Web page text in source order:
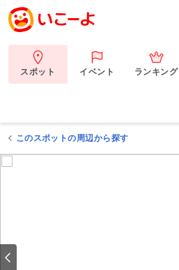
スポット イベント ランキング
このスポットの周辺から探す